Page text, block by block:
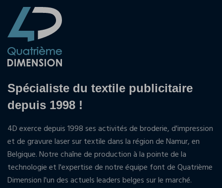
Spécialiste du textile publicitaire
depuis 1998 !
4D exerce depuis 1998 ses activités de broderie, d'impression
et de gravure laser sur textile dans la région de Namur, en
Belgique. Notre chaîne de production à la pointe de la
technologie et l'expertise de notre équipe font de Quatrième
Dimension l'un des actuels leaders belges sur le marché.